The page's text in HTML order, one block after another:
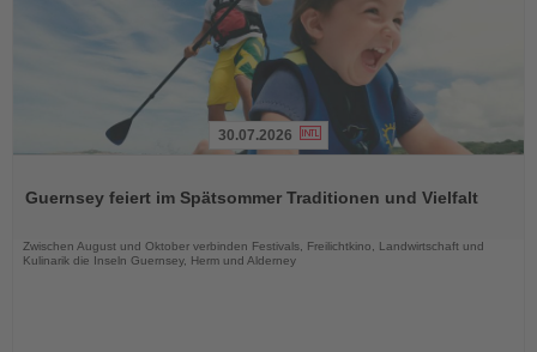
die
30.07.2026
Guernsey feiert im Spätsommer Traditionen und Vielfalt
Zwischen August und Oktober verbinden Festivals, Freilichtkino, Landwirtschaft und
Kulinarik die Inseln Guernsey, Herm und Alderney